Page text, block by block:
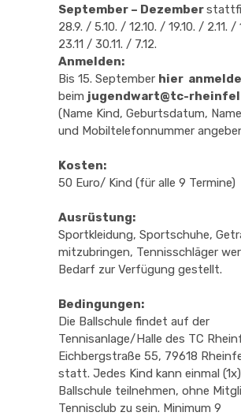
September – Dezember
28.9. / 5.10. / 12.10. / 19.10. / 2.11. /
23.11 / 30.11. / 7.12.
Anmelden:
Bis 15. September hier
beim jugendwart@tc-
(Name Kind, Geburtsdatum,
und Mobiltelefonnummer
Kosten:
50 Euro/ Kind (für alle 9 Termine)
Ausrüstung:
Sportkleidung, Sportschuhe,
mitzubringen, Tennisschläger
Bedarf zur Verfügung gestellt.
Bedingungen:
Die Ballschule findet auf der
Tennisanlage/Halle des TC
Eichbergstraße 55, 79618
statt. Jedes Kind kann einmal
Ballschule teilnehmen, ohne
Tennisclub zu sein. Minimum 9